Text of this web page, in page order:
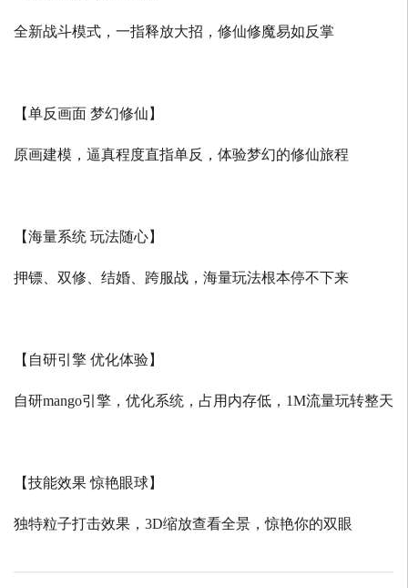
全新战斗模式，一指释放大招，修仙修魔易如反掌
【单反画面 梦幻修仙】
原画建模，逼真程度直指单反，体验梦幻的修仙旅程
【海量系统 玩法随心】
押镖、双修、结婚、跨服战，海量玩法根本停不下来
【自研引擎 优化体验】
自研mango引擎，优化系统，占用内存低， 1M流量玩转整天
【技能效果 惊艳眼球】
独特粒子打击效果， 3D缩放查看全景，惊艳你的双眼